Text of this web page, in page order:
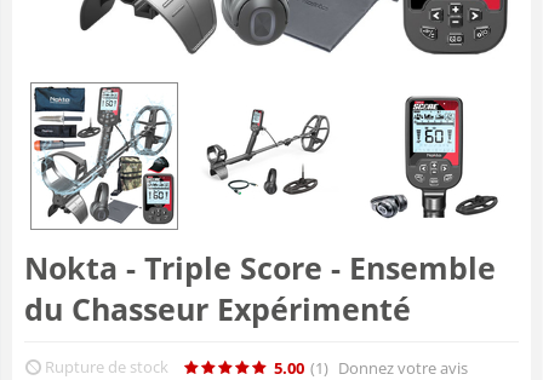
Nokta - Triple Score - Ensemble
du Chasseur Expérimenté
Rupture de stock 5.00 (1) Donnez votre avis